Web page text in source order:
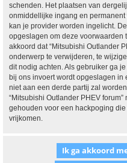
schenden. Het plaatsen van
onmiddellijke ingang en
kan je provider worden ingelicht.
opgeslagen om deze voorwaarden
akkoord dat “Mitsubishi Outlander
onderwerp te verwijderen, te
dit nodig achten. Als gebruiker ga
bij ons invoert wordt opgeslagen
niet aan een derde partij zal
“Mitsubishi Outlander PHEV
gehouden voor een hackpoging
vrijkomen.